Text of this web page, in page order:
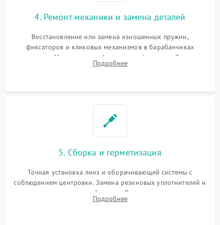
4. Ремонт механики и замена деталей
Восстановление или замена изношенных пружин,
фиксаторов и кликовых механизмов в барабанчиках
поправок. Устранение люфтов в трансфокаторе. Замена
поврежденных линз, разбитой сетки или восстановление
Подробнее
5. Сборка и герметизация
Точная установка линз и оборачивающей системы с
соблюдением центровки. Замена резиновых уплотнителей и
нанесение влагозащитной смазки. Вакуумирование корпуса
и заполнение его осушенным азотом или аргоном для
Подробнее